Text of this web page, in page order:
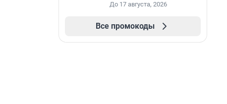
До 17 августа, 2026
Все промокоды